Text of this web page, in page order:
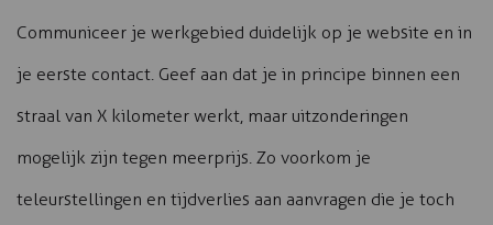
Communiceer je werkgebied duidelijk op je website en in
je eerste contact. Geef aan dat je in principe binnen een
straal van X kilometer werkt, maar uitzonderingen
mogelijk zijn tegen meerprijs. Zo voorkom je
teleurstellingen en tijdverlies aan aanvragen die je toch